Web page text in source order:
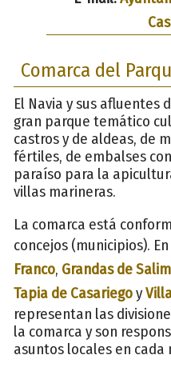
Comarca del
El Navia y sus afluentes
gran parque temático
castros y de aldeas, de
fértiles, de embalses
paraíso para la
villas marineras.
La comarca está
concejos (municipios).
Franco, Grandas de
Tapia de Casariegoy
representan las
la comarca y son
asuntos locales en cada